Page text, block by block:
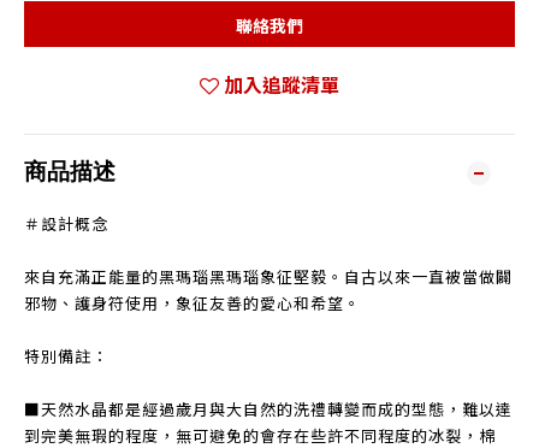
聯絡我們
加入追蹤清單
商品描述
＃設計概念
來自充滿正能量的黑瑪瑙黑瑪瑙象征堅毅。 自古以來一直被當做闢
邪物、護身符使用， 象征友善的愛心和希望。
特別備註：
■天然水晶都是經過歲月與大自然的洗禮轉變而成的型態，難以達
到完美無瑕的程度，無可避免的會存在些許不同程度的冰裂，棉